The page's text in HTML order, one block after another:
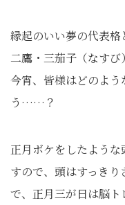
縁起のいい夢の代表格
二鷹・三茄子（なすび
今宵、皆様はどのよう
う……？
正月ボケをしたよう
すので、頭はすっき
で、正月三が日は脳